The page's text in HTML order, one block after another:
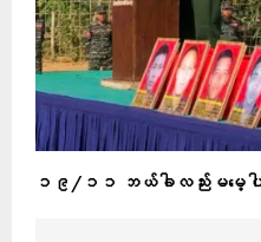
၁၉/၁၁ ဘယ်ခါလည်းမမေ့ပ